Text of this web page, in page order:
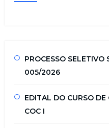
PROCESSO SELETIVO
005/2026
EDITAL DO CURSO DE
COC I